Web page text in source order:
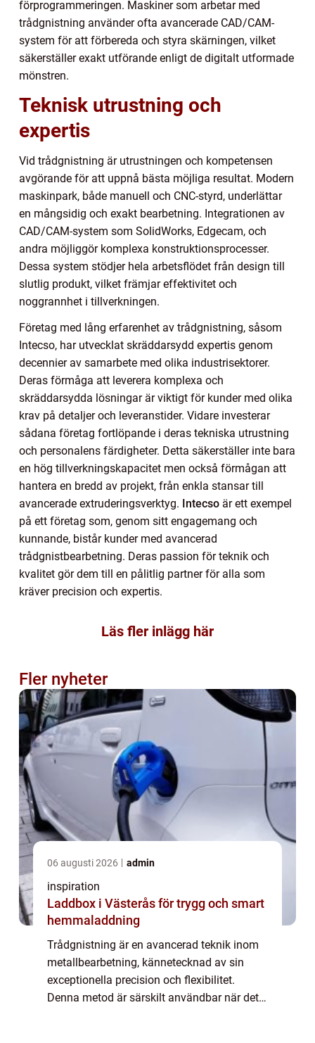
förprogrammeringen. Maskiner som arbetar med
trådgnistning använder ofta avancerade CAD/CAM-
system för att förbereda och styra skärningen, vilket
säkerställer exakt utförande enligt de digitalt utformade
mönstren.
Teknisk utrustning och
expertis
Vid trådgnistning är utrustningen och kompetensen
avgörande för att uppnå bästa möjliga resultat. Modern
maskinpark, både manuell och CNC-styrd, underlättar
en mångsidig och exakt bearbetning. Integrationen av
CAD/CAM-system som SolidWorks, Edgecam, och
andra möjliggör komplexa konstruktionsprocesser.
Dessa system stödjer hela arbetsflödet från design till
slutlig produkt, vilket främjar effektivitet och
noggrannhet i tillverkningen.
Företag med lång erfarenhet av trådgnistning, såsom
Intecso, har utvecklat skräddarsydd expertis genom
decennier av samarbete med olika industrisektorer.
Deras förmåga att leverera komplexa och
skräddarsydda lösningar är viktigt för kunder med olika
krav på detaljer och leveranstider. Vidare investerar
sådana företag fortlöpande i deras tekniska utrustning
och personalens färdigheter. Detta säkerställer inte bara
en hög tillverkningskapacitet men också förmågan att
hantera en bredd av projekt, från enkla stansar till
avancerade extruderingsverktyg. Intecso är ett exempel
på ett företag som, genom sitt engagemang och
kunnande, bistår kunder med avancerad
trådgnistbearbetning. Deras passion för teknik och
kvalitet gör dem till en pålitlig partner för alla som
kräver precision och expertis.
Läs fler inlägg här
Fler nyheter
06 augusti 2026 admin
inspiration
Laddbox i Västerås för trygg och smart
hemmaladdning
Trådgnistning är en avancerad teknik inom
metallbearbetning, kännetecknad av sin
exceptionella precision och flexibilitet.
Denna metod är särskilt användbar när det